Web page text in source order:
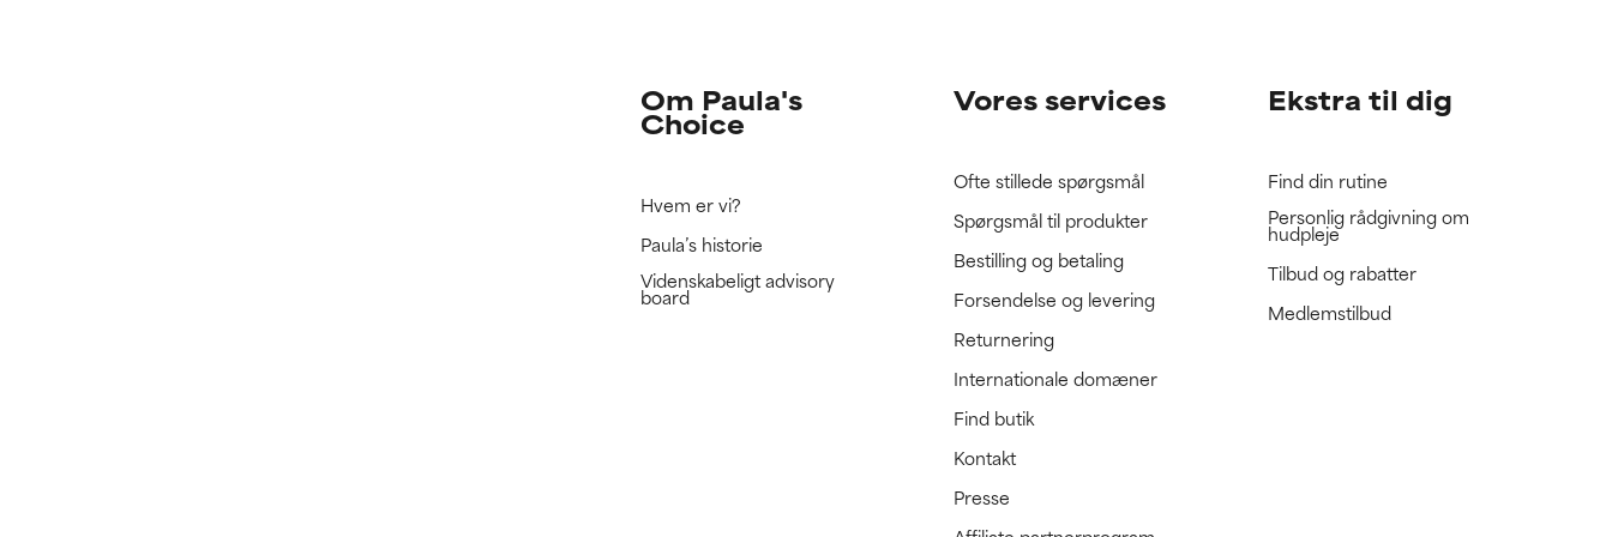
Om Paula's
Choice
Hvem er vi?
Paula’s historie
Videnskabeligt advisory
board
Vores services
Ofte stillede spørgsmål
Spørgsmål til produkter
Bestilling og betaling
Forsendelse og levering
Returnering
Internationale domæner
Find butik
Kontakt
Presse
Ekstra til dig
Find din rutine
Personlig rådgivning om
hudpleje
Tilbud og rabatter
Medlemstilbud